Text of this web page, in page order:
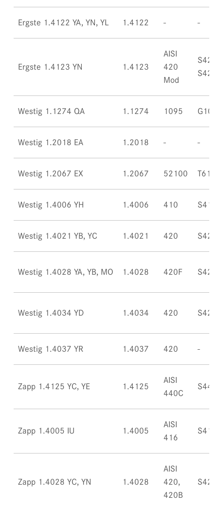
Ergste 1.4122 YA, YN, YL 1.4122
Ergste 1.4123 YN 1.4123
AISI
420
Mod
Westig 1.1274 QA 1.1274 1095
Westig 1.2018 EA 1.2018
Westig 1.2067 EX 1.2067 52100
Westig 1.4006 YH 1.4006 410
Westig 1.4021 YB, YC 1.4021 420
Westig 1.4028 YA, YB, MO 1.4028 420F
Westig 1.4034 YD 1.4034 420
Westig 1.4037 YR 1.4037 420
Zapp 1.4125 YC, YE 1.4125
AISI
440C
Zapp 1.4005 IU 1.4005
AISI
416
Zapp 1.4028 YC, YN 1.4028
AISI
420,
420B